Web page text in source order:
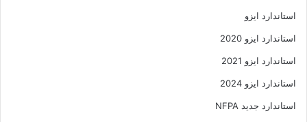
استاندارد ایزو
استاندارد ایزو 2020
استاندارد ایزو 2021
استاندارد ایزو 2024
استاندارد جدید NFPA